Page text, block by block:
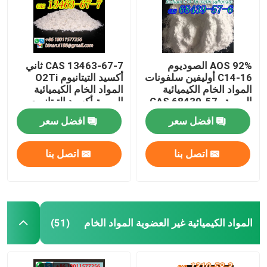
المنتجات
فيديوهات
AOS 92% الصوديوم
C14-16 أوليفين سلفونات
المواد الخام الكيميائية
اليومية CAS 68439-57-
6
افضل سعر
اتصل بنا
CAS 13463-67-7 ثاني
أكسيد التيتانيوم O2Ti
المواد الخام الكيميائية
اليومية أكسيد التيتانيوم
مسحوق أبيض
افضل سعر
اتصل بنا
المواد الكيميائية غير العضوية المواد الخام (51)